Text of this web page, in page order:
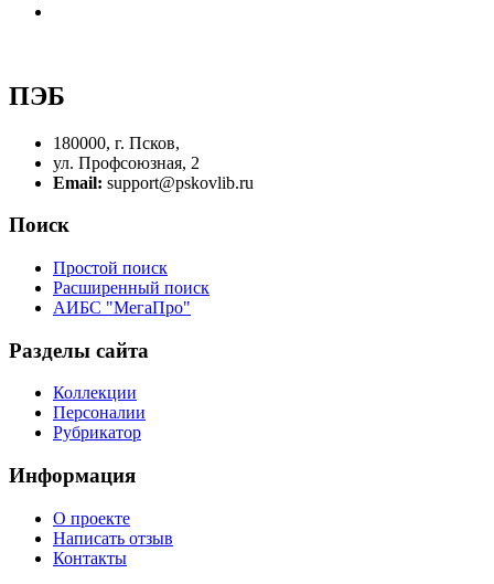
ПЭБ
180000, г. Псков,
ул. Профсоюзная, 2
Email: support@pskovlib.ru
Поиск
Простой поиск
Расширенный поиск
АИБС "МегаПро"
Разделы сайта
Коллекции
Персоналии
Рубрикатор
Информация
О проекте
Написать отзыв
Контакты